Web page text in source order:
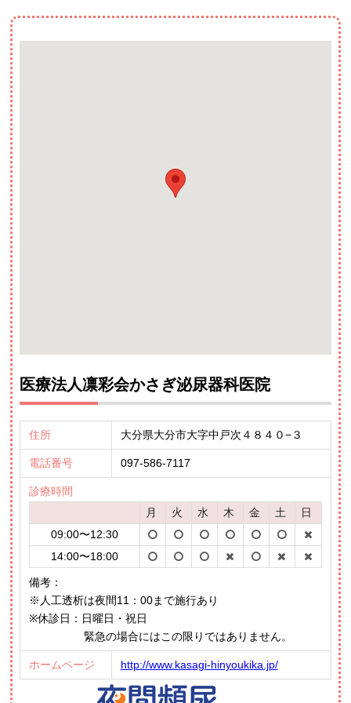
医療法人凛彩会かさぎ泌尿器科医院
住所 大分県大分市大字中戸次４８４０−３
電話番号 097-586-7117
診療時間
月
火 水 木 金 土
日
09:00〜12:30
14:00〜18:00
備考：
※人工透析は夜間11：00まで施行あり
※休診日：日曜日・祝日
緊急の場合にはこの限りではありません。
ホームページ http://www.kasagi-hinyoukika.jp/